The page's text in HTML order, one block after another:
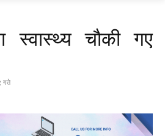
स्वास्थ्य चाैकी गए
गते